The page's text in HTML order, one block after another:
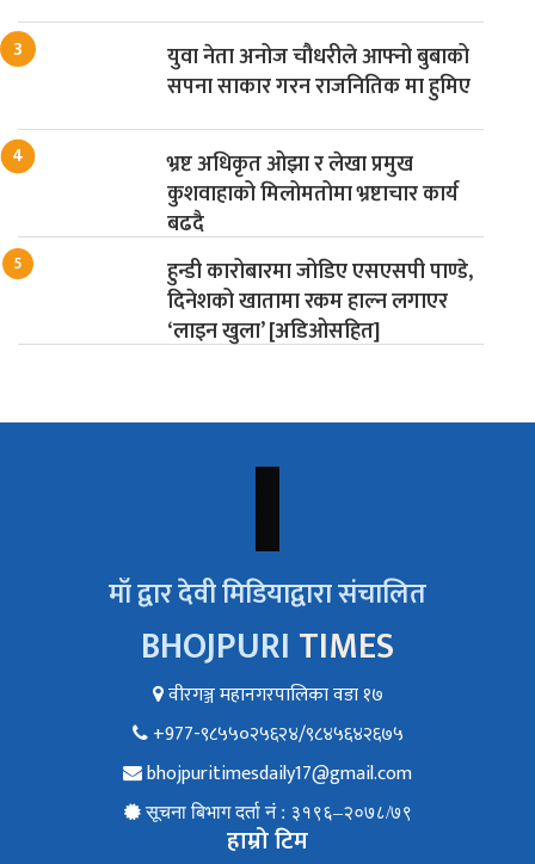
युवा नेता अनोज चौधरीले आफ्नो बुबाको
सपना साकार गरन राजनितिक मा हुमिए
भ्रष्ट अधिकृत ओझा र लेखा प्रमुख
कुशवाहाको मिलोमतोमा भ्रष्टाचार कार्य
बढदै
हुन्डी कारोबारमा जोडिए एसएसपी पाण्डे,
दिनेशको खातामा रकम हाल्न लगाएर
‘लाइन खुला’ [अडिओसहित]
माँ द्वार देवी मिडियाद्वारा संचालित
BHOJPURI TIMES
वीरगञ्ज महानगरपालिका वडा १७
+977-९८५५०२५६२४/९८४५६४२६७५
bhojpuritimesdaily17@gmail.com
सूचना बिभाग दर्ता नं : ३१९६–२०७८/७९
हाम्रो टिम